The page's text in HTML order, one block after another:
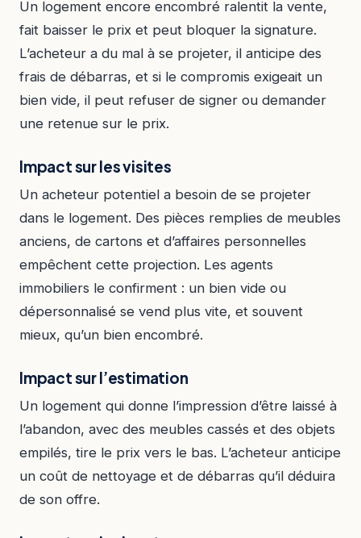
Un logement encore encombré ralentit la vente,
fait baisser le prix et peut bloquer la signature.
L’acheteur a du mal à se projeter, il anticipe des
frais de débarras, et si le compromis exigeait un
bien vide, il peut refuser de signer ou demander
une retenue sur le prix.
Impact sur les visites
Un acheteur potentiel a besoin de se projeter
dans le logement. Des pièces remplies de meubles
anciens, de cartons et d’affaires personnelles
empêchent cette projection. Les agents
immobiliers le confirment : un bien vide ou
dépersonnalisé se vend plus vite, et souvent
mieux, qu’un bien encombré.
Impact sur l’estimation
Un logement qui donne l’impression d’être laissé à
l’abandon, avec des meubles cassés et des objets
empilés, tire le prix vers le bas. L’acheteur anticipe
un coût de nettoyage et de débarras qu’il déduira
de son offre.